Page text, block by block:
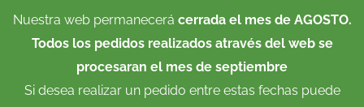
Nuestra web permanecerá cerrada el mes de AGOSTO.
Todos los pedidos realizados através del web se
procesaran el mes de septiembre
Si desea realizar un pedido entre estas fechas puede